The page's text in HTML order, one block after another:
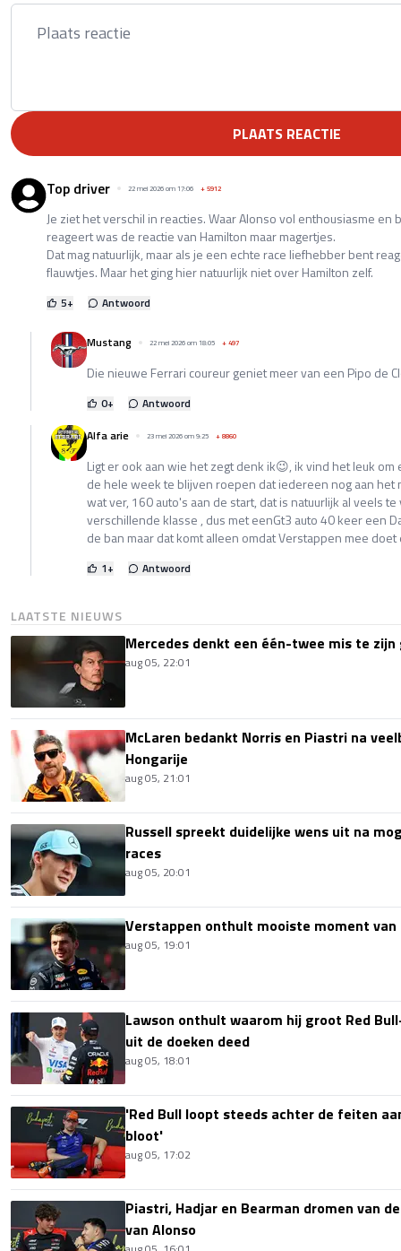
PLAATS REACTIE
Top driver 22 mei 2026 om 17:06 +5912
Je ziet het verschil in reacties. Waar Alonso vol enthousiasme
reageert was de reactie van Hamilton maar magertjes.
Dat mag natuurlijk, maar als je een echte race liefhebber bent
flauwtjes. Maar het ging hier natuurlijk niet over Hamilton zelf.
5+ Antwoord
Mustang 22 mei 2026 om 18:05 +497
Die nieuwe Ferrari coureur geniet meer van een Pipo de
0+
Antwoord
Alfa arie
23 mei 2026 om 9:25 +8860
Ligt er ook aan wie het zegt denk ik😉, ik vind het leuk
de hele week te blijven roepen dat iedereen nog aan het
wat ver, 160 auto's aan de start, dat is natuurlijk al veels
verschillende klasse , dus met eenGt3 auto 40 keer een
de ban maar dat komt alleen omdat Verstappen mee
1+ Antwoord
LAATSTE NIEUWS
Mercedes denkt een één-twee mis te
aug 05, 22:01
McLaren bedankt Norris en Piastri na
Hongarije
aug 05, 21:01
Russell spreekt duidelijke wens uit na
races
aug 05, 20:01
Verstappen onthult mooiste moment van
aug 05, 19:01
Lawson onthult waarom hij groot Red
uit de doeken deed
aug 05, 18:01
'Red Bull loopt steeds achter de feiten
bloot'
aug 05, 17:02
Piastri, Hadjar en Bearman dromen van
van Alonso